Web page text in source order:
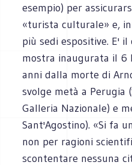
esempio) per
«turista culturale» e,
più sedi espositive. E'
mostra inaugurata il 6
anni dalla morte di
svolge metà a Perugia
Galleria Nazionale) e
Sant'Agostino). «Si fa
non per ragioni
scontentare nessuna